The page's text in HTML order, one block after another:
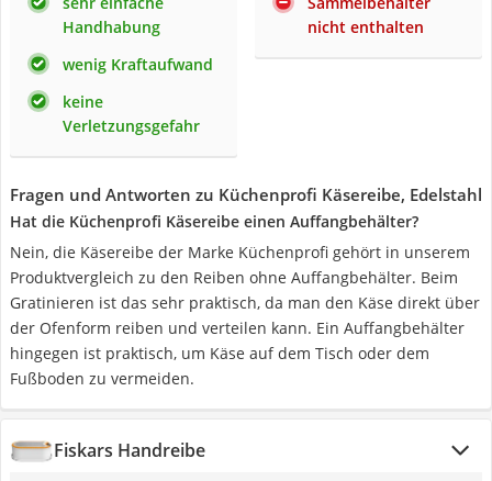
Handhabung
wenig Kraftaufwand
keine
Verletzungsgefahr
nicht enthalten
Fragen und Antworten zu Küchenprofi Käsereibe, Edelstahl
Hat die Küchenprofi Käsereibe einen Auffangbehälter?
Nein, die Käsereibe der Marke Küchenprofi gehört in unserem
Produktvergleich zu den Reiben ohne Auffangbehälter. Beim
Gratinieren ist das sehr praktisch, da man den Käse direkt über
der Ofenform reiben und verteilen kann. Ein Auffangbehälter
hingegen ist praktisch, um Käse auf dem Tisch oder dem
Fußboden zu vermeiden.
Fiskars Handreibe